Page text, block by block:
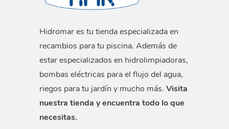
Hidromar es tu tienda especializada en
recambios para tu piscina. Además de
estar especializados en hidrolimpiadoras,
bombas eléctricas para el flujo del agua,
riegos para tu jardín y mucho más. Visita
nuestra tienda y encuentra todo lo que
necesitas.